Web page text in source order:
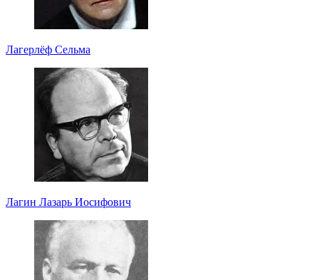
Лагерлёф Сельма
Лагин Лазарь Иосифович